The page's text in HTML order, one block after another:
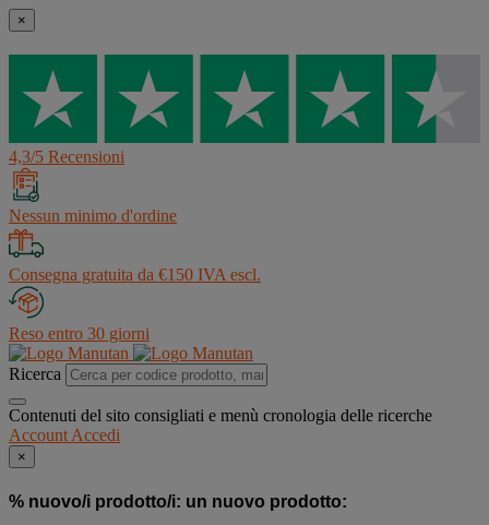
×
4,3/5 Recensioni
Nessun minimo d'ordine
Consegna gratuita da €150 IVA escl.
Reso entro 30 giorni
Ricerca
Contenuti del sito consigliati e menù cronologia delle ricerche
Account Accedi
×
% nuovo/i prodotto/i: un nuovo prodotto: